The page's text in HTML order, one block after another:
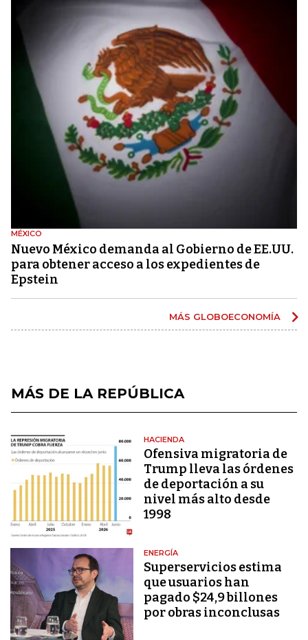
MÉXICO
Nuevo México demanda al Gobierno de EE.UU.
para obtener acceso a los expedientes de
Epstein
MÁS GLOBOECONOMÍA
MÁS DE LA REPÚBLICA
HACIENDA
Ofensiva migratoria de
Trump lleva las órdenes
de deportación a su
nivel más alto desde
1998
ENERGÍA
Superservicios estima
que usuarios han
pagado $24,9 billones
por obras inconclusas